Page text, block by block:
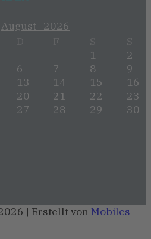
August 2026
1
2
6 7 8
9
13 14 15
16
20 21 22
23
27 28 29
30
| Erstellt von Mobiles